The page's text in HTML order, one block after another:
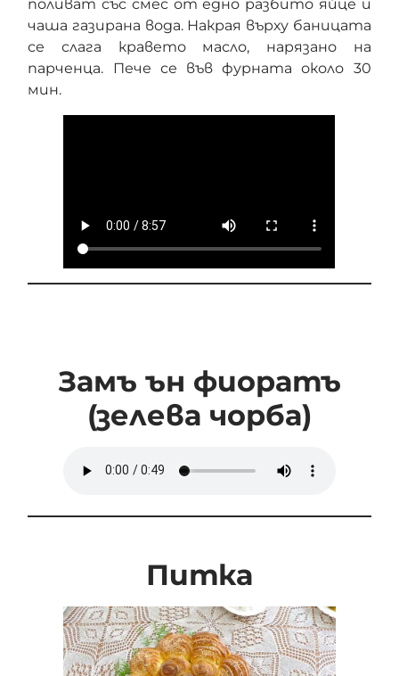
поливат със смес от едно разбито яйце и
чаша газирана вода. Накрая върху баницата
се слага кравето масло, нарязано на
парченца. Пече се във фурната около 30
мин.
Замъ ън фиоратъ
(зелева чорба)
Питка